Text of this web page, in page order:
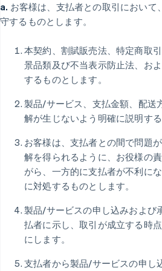
a. お客様は、支払者との取引において
守するものとします。
本契約、割賦販売法、特定商取
景品類及び不当表示防止法、お
するものとします。
製品/サービス、支払金額、配送
解が生じないよう明確に説明する
お客様は、支払者との間で問題
解を得られるように、お役様の
がら、一方的に支払者が不利に
に対処するものとします。
製品/サービスの申し込みおよび
払者に示し、取引が成立する時
にします。
支払者から製品/サービスの申し